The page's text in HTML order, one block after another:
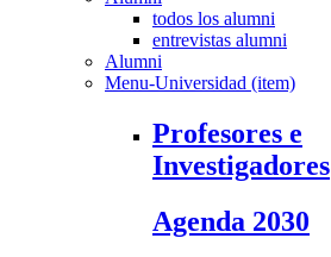
todos los alumni
entrevistas alumni
Alumni
Menu-Universidad (item)
Profesores e
Investigadores
Agenda 2030